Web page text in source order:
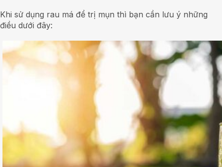
Khi sử dụng rau má để trị mụn thì bạn cần lưu ý những
điều dưới đây: